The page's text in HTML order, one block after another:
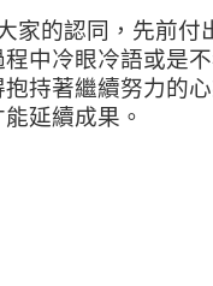
家的認同，先前付
中冷眼冷語或是
持著繼續努力的
延續成果。